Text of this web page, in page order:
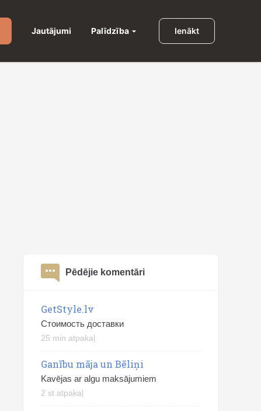
Jautājumi Palīdzība Ienākt
Pēdējie komentāri
GetStyle.lv
Стоимость доставки
25 min atpakaļ
Ganību māja un Bēliņi
Kavējas ar algu maksājumiem
2 st atpakaļ